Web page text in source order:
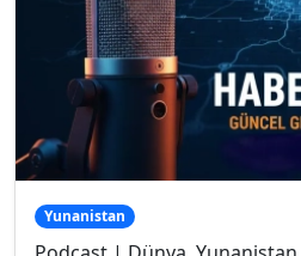
Yunanistan